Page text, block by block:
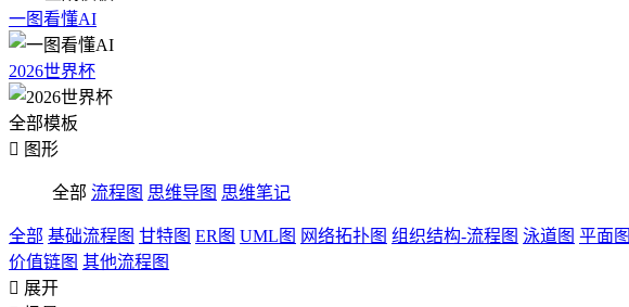
一图看懂AI
2026世界杯
全部模板
 图形
全部 流程图 思维导图 思维笔记
全部 基础流程图 甘特图 ER图 UML图 网络拓扑图 组织结构-流程图 泳道图 平面图
价值链图 其他流程图
 展开